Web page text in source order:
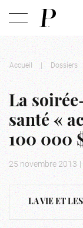
Accueil | Dossiers
La
santé «
100 000
25 novembre 2013 |
LA VIE ET